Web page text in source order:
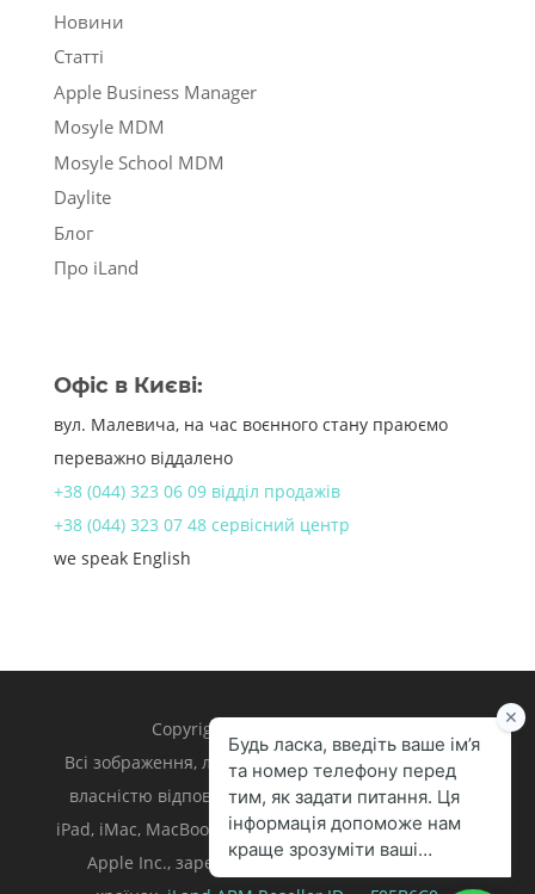
Новини
Статті
Apple Business Manager
Mosyle MDM
Mosyle School MDM
Daylite
Блог
Про iLand
Офіс в Києві:
вул. Малевича, на час воєнного стану праюємо
переважно віддалено
+38 (044) 323 06 09 відділ продажів
+38 (044) 323 07 48 сервісний центр
we speak English
Copyright 1998 – 2024 iLand.
Всі зображення, логотипи та торгівельні марки є
власністю відповідних власників. Apple, iPhone,
iPad, iMac, MacBook, Mac є торгівельними марками
Apple Inc., зареєстрованими у U.S. та інших